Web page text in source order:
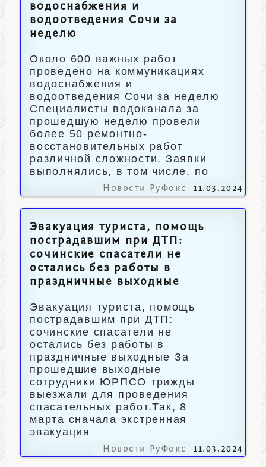
водоснабжения и
водоотведения Сочи за
неделю
Около 600 важных работ
проведено на коммуникациях
водоснабжения и
водоотведения Сочи за неделю
Специалисты водоканала за
прошедшую неделю провели
более 50 ремонтно-
восстановительных работ
различной сложности. Заявки
выполнялись, в том числе, по
Новости РуФокс 11.03.2024
Эвакуация туриста, помощь
пострадавшим при ДТП:
сочинские спасатели не
остались без работы в
праздничные выходные
Эвакуация туриста, помощь
пострадавшим при ДТП:
сочинские спасатели не
остались без работы в
праздничные выходные За
прошедшие выходные
сотрудники ЮРПСО трижды
выезжали для проведения
спасательных работ.Так, 8
марта сначала экстренная
эвакуация
Новости РуФокс 11.03.2024